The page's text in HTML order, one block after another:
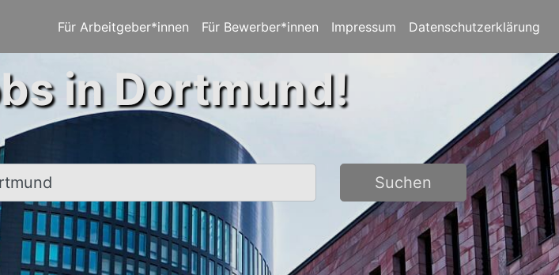
Für Arbeitgeber*innen Für Bewerber*innen Impressum Datenschutzerklärung
in Dortmund!
Suchen